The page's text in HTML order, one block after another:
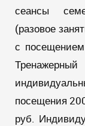
сеансы
(разовое
с
посещения
руб.